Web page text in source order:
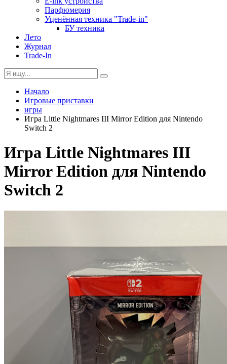
Парфюмерия
Уценённая техника "Trade-in"
БУ техника
Лето
Журнал
Trade-In
Начало
Игровые приставки
игры
Игра Little Nightmares III Mirror Edition для Nintendo
Switch 2
Игра Little Nightmares III
Mirror Edition для Nintendo
Switch 2